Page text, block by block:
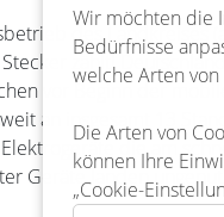
des Landkreises
zählt!
vor Beginn der
an insgesamt 13
die am
Geräte landen
Wir möchten die
Bedürfnisse
welche Arten
Die Arten von
können Ihre
„Cookie-